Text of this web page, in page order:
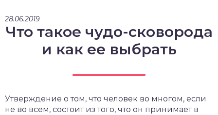
28.06.2019
Что такое чудо-сковорода
и как ее выбрать
Утверждение о том, что человек во многом, если
не во всем, состоит из того, что он принимает в